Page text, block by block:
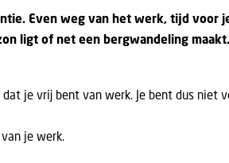
Even weg van het werk, tijd voor
ligt of net een bergwandeling
je vrij bent van werk. Je bent dus
je werk.